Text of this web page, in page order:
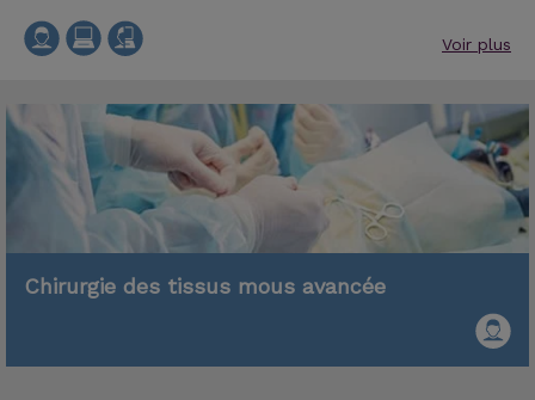
Voir plus
Chirurgie des tissus mous avancée